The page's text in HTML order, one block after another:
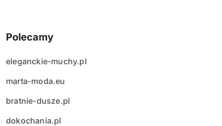
Polecamy
eleganckie-muchy.pl
marta-moda.eu
bratnie-dusze.pl
dokochania.pl